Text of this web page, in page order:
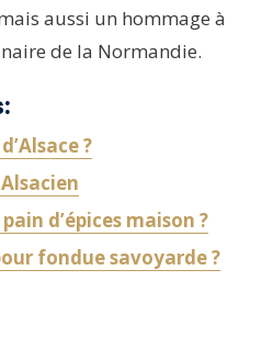
aussi un hommage à
de la Normandie.
?
d’épices maison ?
fondue savoyarde ?